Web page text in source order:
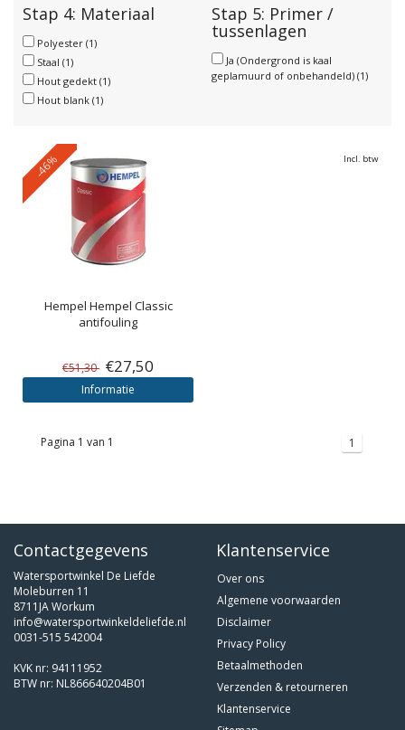
Stap 4: Materiaal
Polyester (1)
Staal (1)
Hout gedekt (1)
Hout blank (1)
Stap 5: Primer /
tussenlagen
Ja (Ondergrond is kaal
geplamuurd of onbehandeld) (1)
-46%
Hempel Hempel Classic
antifouling
€51,30 €27,50
Informatie
Incl. btw
Pagina 1 van 1 1
Contactgegevens
Watersportwinkel De Liefde
Moleburren 11
8711JA Workum
info@watersportwinkeldeliefde.nl
0031-515 542004
KVK nr: 94111952
BTW nr: NL866640204B01
Klantenservice
Over ons
Algemene voorwaarden
Disclaimer
Privacy Policy
Betaalmethoden
Verzenden & retourneren
Klantenservice